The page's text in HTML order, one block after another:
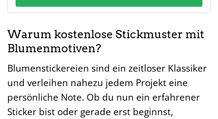
Warum kostenlose Stickmuster mit
Blumenmotiven?
Blumenstickereien sind ein zeitloser Klassiker
und verleihen nahezu jedem Projekt eine
persönliche Note. Ob du nun ein erfahrener
Sticker bist oder gerade erst beginnst,